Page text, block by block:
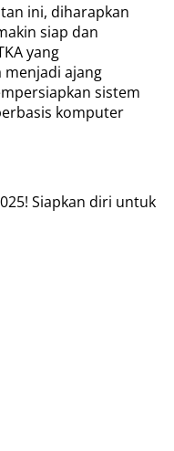
ini, diharapkan
siap dan
yang
menjadi ajang
sistem
komputer
Siapkan diri untuk